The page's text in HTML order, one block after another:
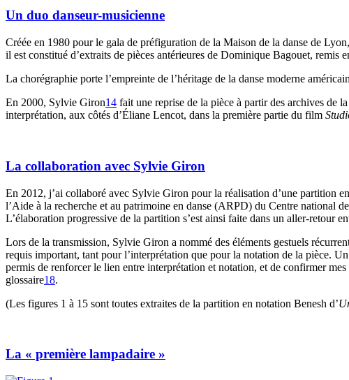
Un duo danseur-musicienne
Créée en 1980 pour le gala de préfiguration de la Maison de la danse de Lyon,
il est constitué d’extraits de pièces antérieures de Dominique Bagouet, remis
La chorégraphie porte l’empreinte de l’héritage de la danse moderne
En 2000, Sylvie Giron14 fait une reprise de la pièce à partir des archives de
interprétation, aux côtés d’Éliane Lencot, dans la première partie du film
La collaboration avec Sylvie Giron
En 2012, j’ai collaboré avec Sylvie Giron pour la réalisation d’une partition
l’Aide à la recherche et au patrimoine en danse (ARPD) du Centre national
L’élaboration progressive de la partition s’est ainsi faite dans un aller-retour
Lors de la transmission, Sylvie Giron a nommé des éléments gestuels
requis important, tant pour l’interprétation que pour la notation de la pièce.
permis de renforcer le lien entre interprétation et notation, et de confirmer
glossaire18.
(Les figures 1 à 15 sont toutes extraites de la partition en notation Benesh d’
La « première lampadaire »